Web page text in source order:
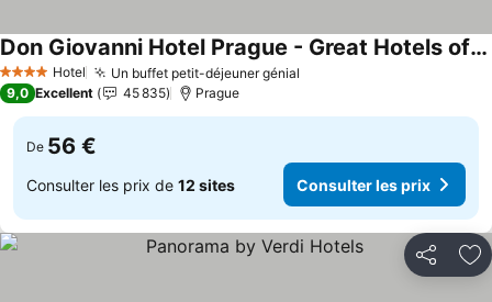
4 Étoiles Hotel Un buffet petit-déjeuner génial
Don Giovanni Hotel Prague - Great Hotels of The World
Consulter les prix
9,0 Excellent 45 835 Prague
De 56 €
Consulter les prix de 12 sites Consulter les prix
Partager